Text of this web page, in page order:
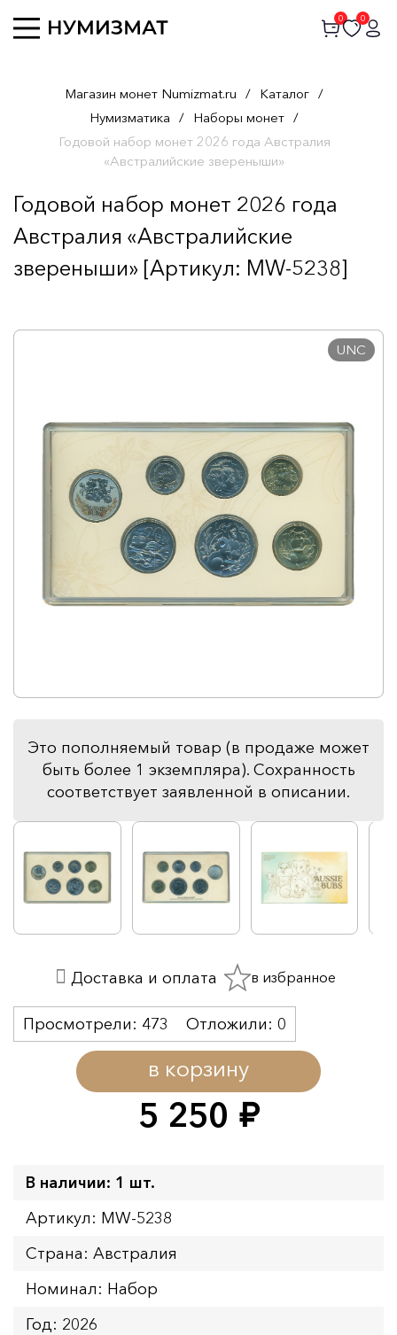
0 0
Магазин монет Numizmat.ru / Каталог /
Нумизматика / Наборы монет /
Годовой набор монет 2026 года Австралия
«Австралийские звереныши»
Годовой набор монет 2026 года
Австралия «Австралийские
звереныши» [Артикул: MW-5238]
UNC
Это пополняемый товар (в продаже может
быть более 1 экземпляра). Сохранность
соответствует заявленной в описании.
5 250 руб.
в корзину
Просмотрели: 473 Отложили: 0
Доставка и оплата в избранное
В наличии: 1 шт.
Артикул: MW-5238
Страна: Австралия
Номинал: Набор
Год: 2026